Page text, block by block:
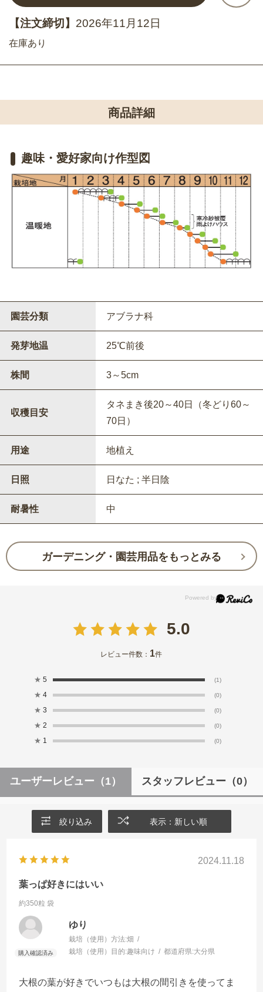
【注文締切】 2026年11月12日
在庫あり
商品詳細
趣味・愛好家向け作型図
園芸分類 アブラナ科
発芽地温 25℃前後
株間 3～5cm
収穫目安
タネまき後20～40日（冬どり60～
70日）
用途 地植え
日照 日なた ; 半日陰
耐暑性 中
ガーデニング・園芸用品をもっとみる
5.0
レビュー件数： 1件
★ 5 (1)
★ 4 (0)
★ 3 (0)
★ 2 (0)
★ 1 (0)
ユーザーレビュー （1） スタッフレビュー （0）
絞り込み 表示：新しい順
2024.11.18
葉っぱ好きにはいい
約350粒 袋
ゆり
栽培（使用）方法:畑
栽培（使用）目的:趣味向け 都道府県:大分県
大根の葉が好きでいつもは大根の間引きを使ってま